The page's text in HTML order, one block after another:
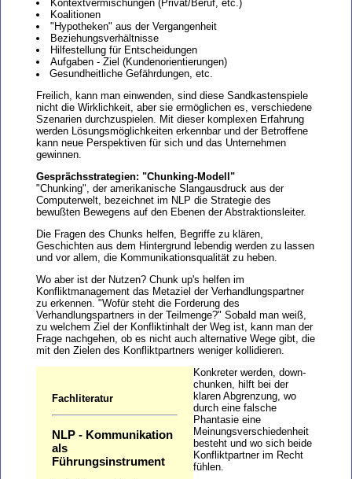
Kontextvermischungen (Privat/Beruf, etc.)
Koalitionen
"Hypotheken" aus der Vergangenheit
Beziehungsverhältnisse
Hilfestellung für Entscheidungen
Aufgaben - Ziel (Kundenorientierungen)
Gesundheitliche Gefährdungen, etc.
Freilich, kann man einwenden, sind diese Sandkastenspiele
nicht die Wirklichkeit, aber sie ermöglichen es, verschiedene
Szenarien durchzuspielen. Mit dieser komplexen Erfahrung
werden Lösungsmöglichkeiten erkennbar und der Betroffene
kann neue Perspektiven für sich und das Unternehmen
gewinnen.
Gesprächsstrategien: "Chunking-Modell"
"Chunking", der amerikanische Slangausdruck aus der
Computerwelt, bezeichnet im NLP die Strategie des
bewußten Bewegens auf den Ebenen der Abstraktionsleiter.
Die Fragen des Chunks helfen, Begriffe zu klären,
Geschichten aus dem Hintergrund lebendig werden zu lassen
und vor allem, die Kommunikationsqualität zu heben.
Wo aber ist der Nutzen? Chunk up's helfen im
Konfliktmanagement das Metaziel der Verhandlungspartner
zu erkennen. "Wofür steht die Forderung des
Verhandlungspartners in der Teilmenge?" Sobald man weiß,
zu welchem Ziel der Konfliktinhalt der Weg ist, kann man der
Frage nachgehen, ob es nicht auch alternative Wege gibt, die
mit den Zielen des Konfliktpartners weniger kollidieren.
Fachliteratur
NLP - Kommunikation
als
Führungsinstrument
Konkreter werden, down-
chunken, hilft bei der
klaren Abgrenzung, wo
durch eine falsche
Phantasie eine
Meinungsverschiedenheit
besteht und wo sich beide
Konfliktpartner im Recht
fühlen.